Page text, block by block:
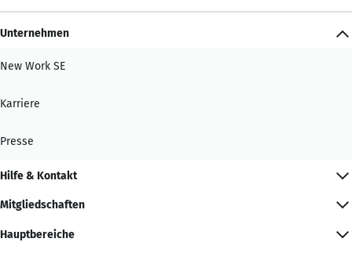
Unternehmen
New Work SE
Karriere
Presse
Hilfe & Kontakt
Mitgliedschaften
Hauptbereiche